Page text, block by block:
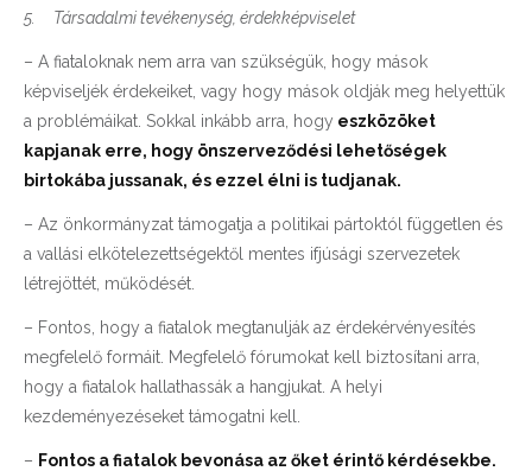
5. Társadalmi tevékenység, érdekképviselet
– A fiataloknak nem arra van szükségük, hogy mások
képviseljék érdekeiket, vagy hogy mások oldják meg helyettük
a problémáikat. Sokkal inkább arra, hogy eszközöket
kapjanak erre, hogy önszerveződési lehetőségek
birtokába jussanak, és ezzel élni is tudjanak.
– Az önkormányzat támogatja a politikai pártoktól független és
a vallási elkötelezettségektől mentes ifjúsági szervezetek
létrejöttét, működését.
– Fontos, hogy a fiatalok megtanulják az érdekérvényesítés
megfelelő formáit. Megfelelő fórumokat kell biztosítani arra,
hogy a fiatalok hallathassák a hangjukat. A helyi
kezdeményezéseket támogatni kell.
– Fontos a fiatalok bevonása az őket érintő kérdésekbe.